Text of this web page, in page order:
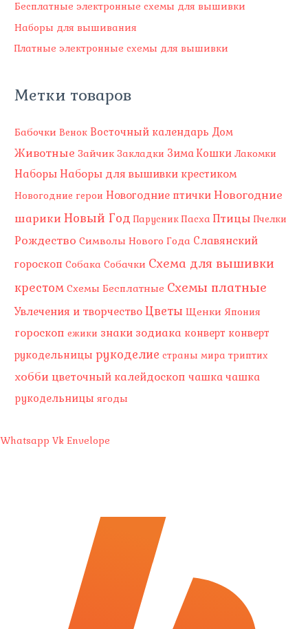
о
в
Бесплатные электронные схемы для вышивки
Наборы для вышивания
Платные электронные схемы для вышивки
Метки товаров
Бабочки Венок Восточный календарь Дом
Животные Зайчик Закладки Зима Кошки Лакомки
Наборы Наборы для вышивки крестиком
Новогодние герои Новогодние птички Новогодние
шарики Новый Год Парусник Пасха Птицы Пчелки
Рождество Символы Нового Года Славянский
гороскоп Собака Собачки Схема для вышивки
крестом Схемы Бесплатные Схемы платные
Увлечения и творчество Цветы Щенки Япония
гороскоп ежики знаки зодиака конверт конверт
рукодельницы рукоделие страны мира триптих
хобби цветочный калейдоскоп чашка чашка
рукодельницы ягоды
Whatsapp Vk Envelope